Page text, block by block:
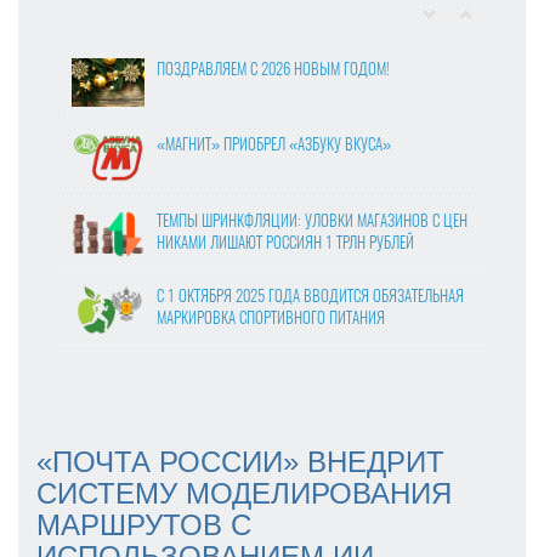
ПОЗДРАВЛЯЕМ С 2026 НОВЫМ ГОДОМ!
«МАГНИТ» ПРИОБРЕЛ «АЗБУКУ ВКУСА»
ТЕМПЫ ШРИНКФЛЯЦИИ: УЛОВКИ МАГАЗИНОВ С ЦЕН
НИКАМИ ЛИШАЮТ РОССИЯН 1 ТРЛН РУБЛЕЙ
С 1 ОКТЯБРЯ 2025 ГОДА ВВОДИТСЯ ОБЯЗАТЕЛЬНАЯ
МАРКИРОВКА СПОРТИВНОГО ПИТАНИЯ
МОЛОКО В КАЖДОМ ВОСЬМОМ ЧЕКЕ: «ПЯТЁРОЧКА»
ОТМЕЧАЕТ РОСТ ПРОДАЖ МОЛОЧНОЙ ПРОДУКЦИИ
ПРОДАЖИ ГОТОВОЙ ЕДЫ В КРУПНЫХ СЕТЯХ ВЫРОСЛ
И НА 24% В 2024 ГОДУ
«ПОЧТА РОССИИ» ВНЕДРИТ
СИСТЕМУ МОДЕЛИРОВАНИЯ
МАРШРУТОВ С